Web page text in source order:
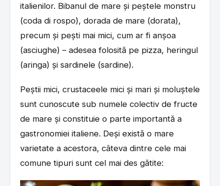
italienilor. Bibanul de mare și peștele monstru
(coda di rospo), dorada de mare (dorata),
precum și pești mai mici, cum ar fi anșoa
(asciughe) – adesea folosită pe pizza, heringul
(aringa) și sardinele (sardine).
Peștii mici, crustaceele mici și mari și moluștele
sunt cunoscute sub numele colectiv de fructe
de mare și constituie o parte importantă a
gastronomiei italiene. Deși există o mare
varietate a acestora, câteva dintre cele mai
comune tipuri sunt cel mai des gătite: